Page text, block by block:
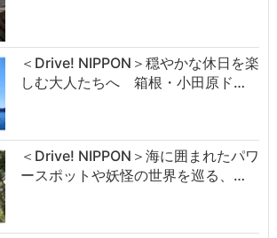
＜Drive! NIPPON＞穏やかな休日を楽
しむ大人たちへ 箱根・小田原ド…
＜Drive! NIPPON＞海に囲まれたパワ
ースポットや妖怪の世界を巡る、…